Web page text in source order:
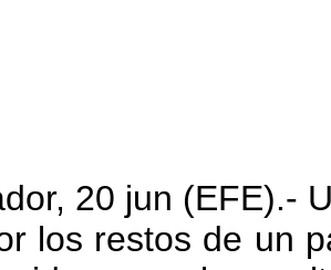
20 jun (EFE).-
los restos de un